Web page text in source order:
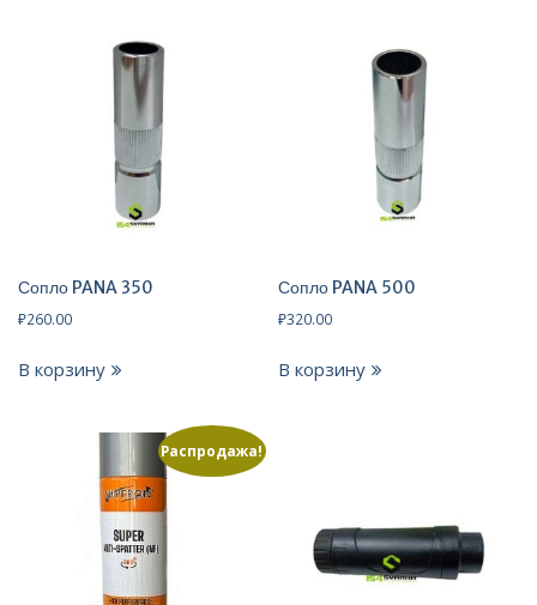
Сопло PANA 350
₽260.00
В корзину
Сопло PANA 500
₽320.00
В корзину
Распродажа!